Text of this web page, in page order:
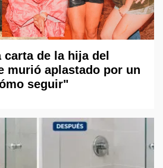
carta de la hija del
murió aplastado por un
seguir"